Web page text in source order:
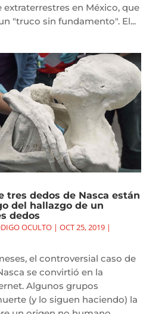
en México, que
"truco sin fundamento". El...
tres dedos de Nasca están
del hallazgo de un
dedos
OCULTO| OCT 25, 2019|
el controversial caso de
se convirtió en la
Algunos grupos
(y lo siguen haciendo) la